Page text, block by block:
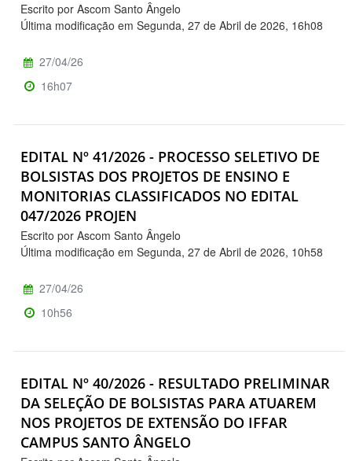
Escrito por Ascom Santo Ângelo
Última modificação em Segunda, 27 de Abril de 2026, 16h08
27/04/26
16h07
EDITAL Nº 41/2026 - PROCESSO SELETIVO DE
BOLSISTAS DOS PROJETOS DE ENSINO E
MONITORIAS CLASSIFICADOS NO EDITAL
047/2026 PROJEN
Escrito por Ascom Santo Ângelo
Última modificação em Segunda, 27 de Abril de 2026, 10h58
27/04/26
10h56
EDITAL Nº 40/2026 - RESULTADO PRELIMINAR
DA SELEÇÃO DE BOLSISTAS PARA ATUAREM
NOS PROJETOS DE EXTENSÃO DO IFFAR
CAMPUS SANTO ÂNGELO